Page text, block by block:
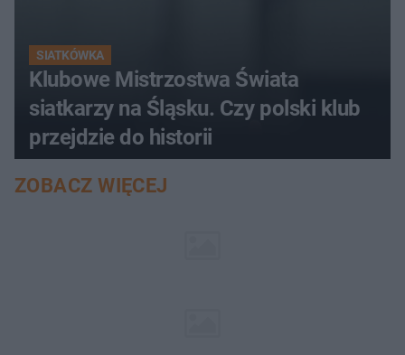
SIATKÓWKA
Klubowe Mistrzostwa Świata
siatkarzy na Śląsku. Czy polski klub
przejdzie do historii
ZOBACZ WIĘCEJ